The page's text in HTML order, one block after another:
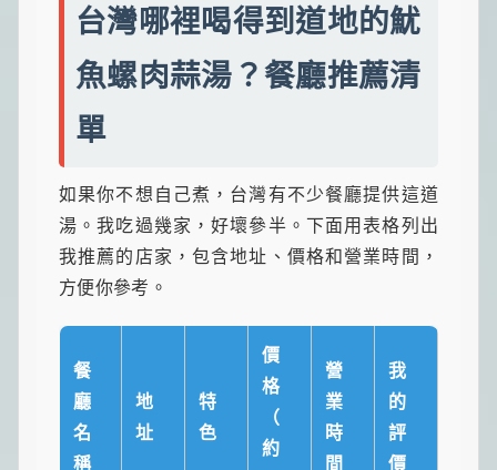
台灣哪裡喝得到道地的魷
魚螺肉蒜湯？餐廳推薦清
單
如果你不想自己煮，台灣有不少餐廳提供這道
湯。我吃過幾家，好壞參半。下面用表格列出
我推薦的店家，包含地址、價格和營業時間，
方便你參考。
餐
廳
名
稱
地
址
特
色
價
格
（
約
營
業
時
間
我
的
評
價